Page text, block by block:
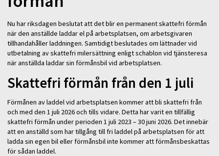
Nu har riksdagen beslutat att det blir en permanent skattefri förmån
när den anställde laddar el på arbetsplatsen, om arbetsgivaren
tillhandahåller laddningen. Samtidigt beslutades om lättnader vid
utbetalning av skattefri milersättning enligt schablon vid tjänsteresa
när anställda laddar sin förmånsbil vid arbetsplatsen.
Skattefri förmån från den 1 juli
Förmånen av laddel vid arbetsplatsen kommer att bli skattefri från
och med den 1 juli 2026 och tills vidare. Detta har varit en tillfällig
skattefri förmån under perioden 1 juli 2023 – 30 juni 2026. Det innebär
att en anställd som har tillgång till fri laddel på arbetsplatsen för att
ladda sin egen bil eller förmånsbil inte kommer att förmånsbeskattas
för sådan laddel.